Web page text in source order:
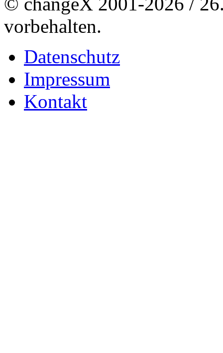
vorbehalten.
Datenschutz
Impressum
Kontakt